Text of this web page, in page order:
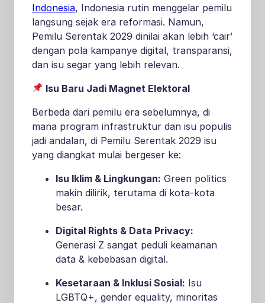
Indonesia, Indonesia rutin menggelar pemilu
langsung sejak era reformasi. Namun,
Pemilu Serentak 2029 dinilai akan lebih ‘cair’
dengan pola kampanye digital, transparansi,
dan isu segar yang lebih relevan.
Isu Baru Jadi Magnet Elektoral
Berbeda dari pemilu era sebelumnya, di
mana program infrastruktur dan isu populis
jadi andalan, di Pemilu Serentak 2029 isu
yang diangkat mulai bergeser ke:
Isu Iklim & Lingkungan: Green politics
makin dilirik, terutama di kota-kota
besar.
Digital Rights & Data Privacy:
Generasi Z sangat peduli keamanan
data & kebebasan digital.
Kesetaraan & Inklusi Sosial: Isu
LGBTQ+, gender equality, minoritas